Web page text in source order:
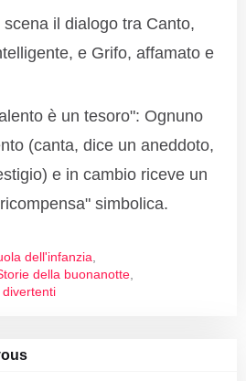
scena il dialogo tra Canto,
e Grifo, affamato e
è un tesoro": Ognuno
(canta, dice un aneddoto,
e in cambio riceve un
simbolica.
dell'infanzia
della buonanotte